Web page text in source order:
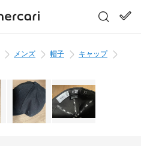
メンズ 帽子
キャップ